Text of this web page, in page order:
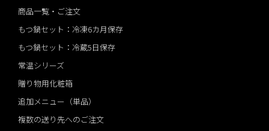
商品一覧・ご注文
もつ鍋セット：冷凍6カ月保存
もつ鍋セット：冷蔵5日保存
常温シリーズ
贈り物用化粧箱
追加メニュー（単品）
複数の送り先へのご注文